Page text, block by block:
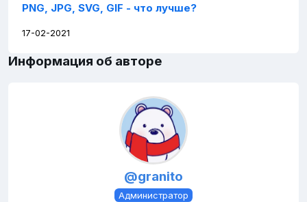
PNG, JPG, SVG, GIF - что лучше?
17-02-2021
Информация об авторе
@granito
Администратор